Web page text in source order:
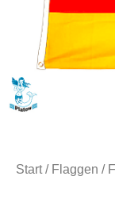
Start/ Flaggen /